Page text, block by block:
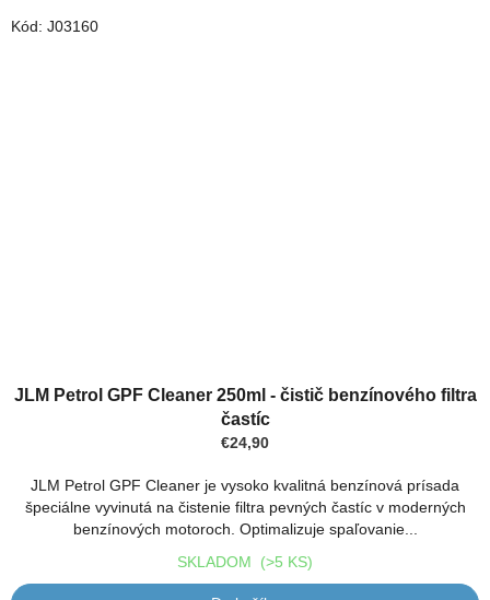
hodnotenie
hviezdičiek.
JLM Petrol GPF Cleaner 250ml - čistič benzínového filtra
častíc
€24,90
JLM Petrol GPF Cleaner je vysoko kvalitná benzínová prísada
špeciálne vyvinutá na čistenie filtra pevných častíc v moderných
benzínových motoroch. Optimalizuje spaľovanie...
SKLADOM (>5 KS)
Kód: J03160